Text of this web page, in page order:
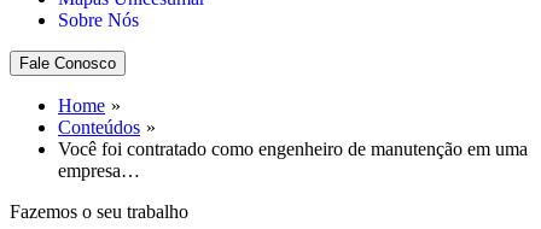
Sobre Nós
Fale Conosco
Home
Conteúdos
Você foi contratado como engenheiro de manutenção em uma
empresa…
Fazemos o seu trabalho